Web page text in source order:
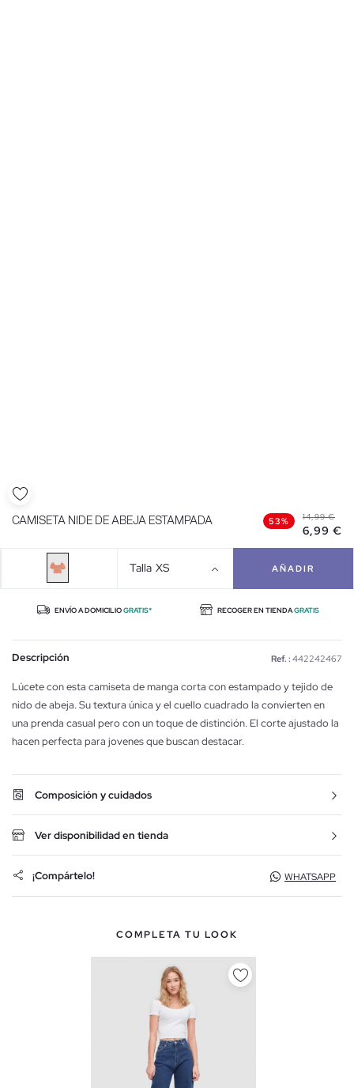
CAMISETA NIDE DE ABEJA ESTAMPADA 53% 14,99 €
6,99 €
Talla XS AÑADIR
ENVÍO A DOMICILIOGRATIS* RECOGER EN TIENDAGRATIS
Descripción Ref. : 442242467
Lúcete con esta camiseta de manga corta con estampado y tejido de
nido de abeja. Su textura única y el cuello cuadrado la convierten en
una prenda casual pero con un toque de distinción. El corte ajustado la
hacen perfecta para jovenes que buscan destacar.
Composición y cuidados
Ver disponibilidad en tienda
¡Compártelo! WHATSAPP
COMPLETA TU LOOK